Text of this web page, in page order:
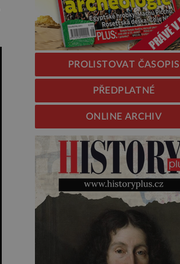
PROLISTOVAT ČASOPIS
PŘEDPLATNÉ
ONLINE ARCHIV